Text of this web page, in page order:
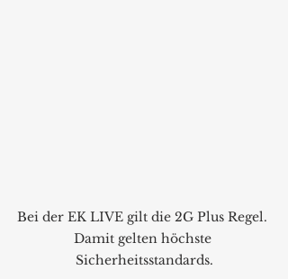
Bei der EK LIVE gilt die 2G Plus Regel.
Damit gelten höchste
Sicherheitsstandards.